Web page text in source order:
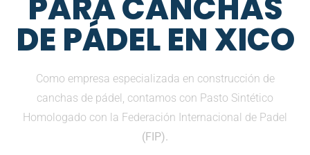
PARA CANCHAS
DE PÁDEL EN XICO
Como empresa especializada en construcción de
canchas de pádel, contamos con Pasto Sintético
Homologado con la Federación Internacional de Padel
(FIP).